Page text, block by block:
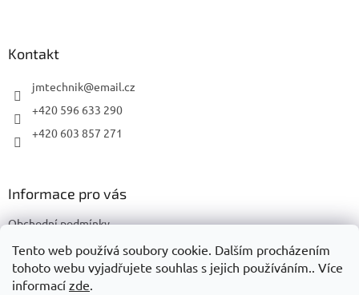
Tento web používá soubory cookie. Dalším procházením
tohoto webu vyjadřujete souhlas s jejich používáním.. Více
informací zde.
Kontakt
jmtechnik@email.cz
+420 596 633 290
+420 603 857 271
Informace pro vás
Obchodní podmínky
Podmínky ochrany osobních údajů